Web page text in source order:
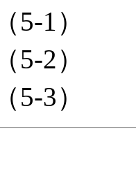
1）
2）
3）